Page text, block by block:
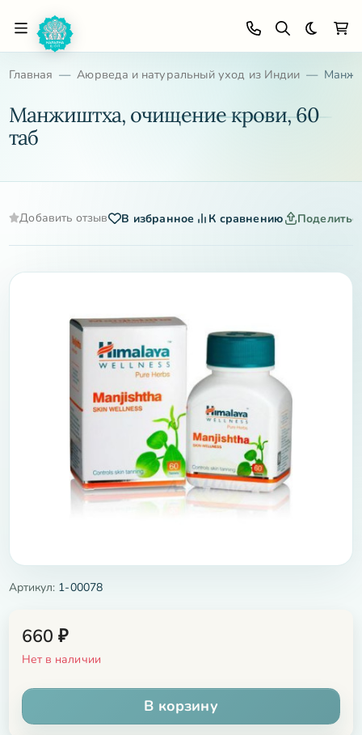
Темная
Главная Аюрведа и натуральный уход из Индии
Манжиштха, очищение крови, 60
таб
Добавить отзыв В избранное К сравнению
Артикул: 1-00078
660 ₽
Нет в наличии
В корзину